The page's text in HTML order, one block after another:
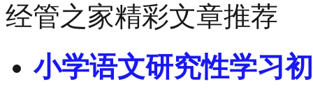
经管之家精彩文章推荐
小学语文研究性学习